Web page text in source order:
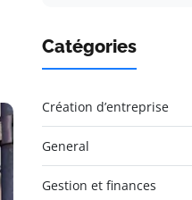
Catégories
Création d’entreprise
General
Gestion et finances